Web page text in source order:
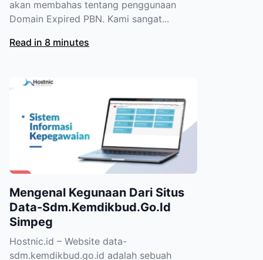
akan membahas tentang penggunaan
Domain Expired PBN. Kami sangat...
Read in 8 minutes
Mengenal Kegunaan Dari Situs
Data-Sdm.Kemdikbud.Go.Id
Simpeg
Hostnic.id – Website data-
sdm.kemdikbud.go.id adalah sebuah